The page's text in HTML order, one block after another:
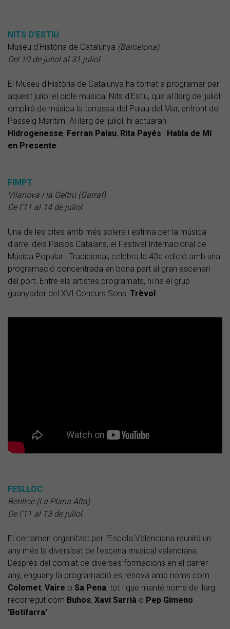
NITS D'ESTIU
Museu d'Història de Catalunya (Barcelona)
Del 10 de juliol al 31 juliol
El Museu d'Història de Catalunya ha tornat a programar per
aquest juliol el cicle musical Nits d'Estiu, que al llarg del juliol
omplirà de música la terrassa del Palau del Mar, enfront del
Passeig Marítim. Al llarg del juliol, hi actuaran
Hidrogenesse, Ferran Palau, Rita Payés i Habla de Mí
en Presente.
FIMPT
Vilanova i la Geltrú (Garraf)
De l’11 al 14 de juliol
Una de les cites amb més solera i estima per la música
d’arrel dels Països Catalans, el Festival Internacional de
Música Popular i Tradicional, celebra la 43a edició amb una
programació concentrada en bona part al gran escenari
del port. Entre els artistes programats, hi ha el grup
guanyador del XVI Concurs Sons: Trèvol .
FESLLOC
Benlloc (La Plana Alta)
De l’11 al 13 de juliol
El certamen organitzat per l'Escola Valenciana reunirà un
any més la diversisat de l'escena musical valenciana.
Després del comiat de diverses formacions en el darrer
any, enguany la programació es renova amb noms com
Colomet, Vaire o Sa Pena, tot i que manté noms de llarg
recorregut com Buhos, Xavi Sarrià o Pep Gimeno
'Botifarra'.